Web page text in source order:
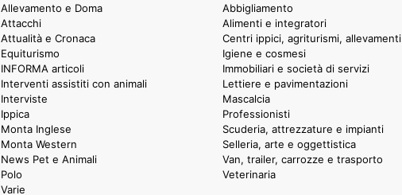
Allevamento e Doma
Attacchi
Attualità e Cronaca
Equiturismo
INFORMA articoli
Interventi assistiti con animali
Interviste
Ippica
Monta Inglese
Monta Western
News Pet e Animali
Polo
Varie
Abbigliamento
Alimenti e integratori
Centri ippici, agriturismi, allevamenti
Igiene e cosmesi
Immobiliari e società di servizi
Lettiere e pavimentazioni
Mascalcia
Professionisti
Scuderia, attrezzature e impianti
Selleria, arte e oggettistica
Van, trailer, carrozze e trasporto
Veterinaria